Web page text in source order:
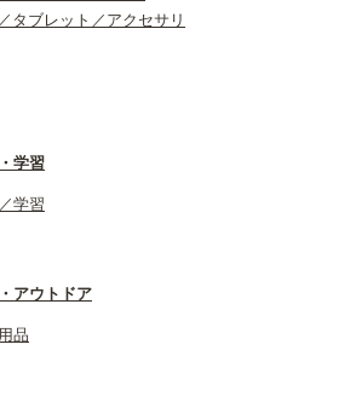
タブレット／アクセサリ
学習
学習
アウトドア
品